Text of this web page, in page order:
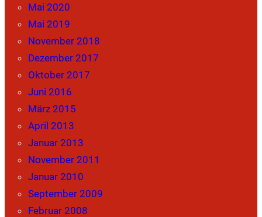
Mai 2020
Mai 2019
November 2018
Dezember 2017
Oktober 2017
Juni 2016
März 2015
April 2013
Januar 2013
November 2011
Januar 2010
September 2009
Februar 2008